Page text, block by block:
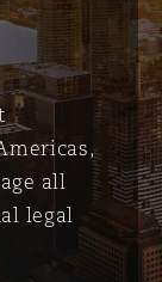
all
legal